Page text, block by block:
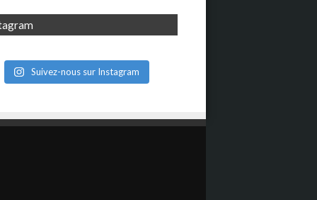
Suivez-nous sur Instagram